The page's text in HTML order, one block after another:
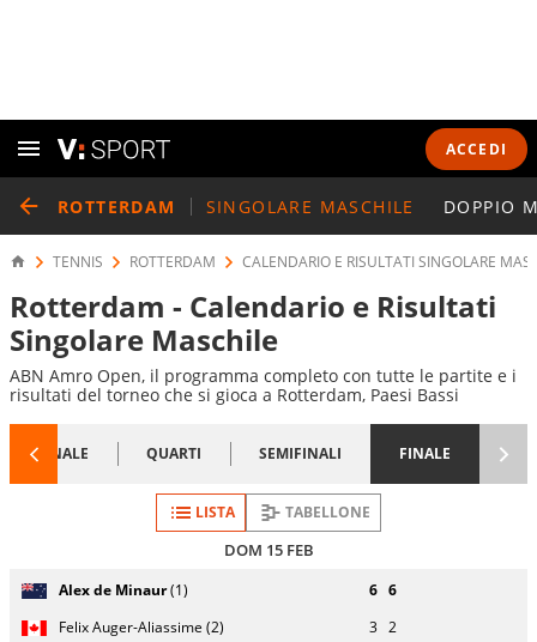
ACCEDI
ROTTERDAM SINGOLARE MASCHILE DOPPIO
TENNIS ROTTERDAM CALENDARIO E RISULTATI SINGOLARE
Rotterdam - Calendario e Risultati
Singolare Maschile
ABN Amro Open, il programma completo con tutte le partite e i
risultati del torneo che si gioca a Rotterdam, Paesi Bassi
1/8 FINALE QUARTI SEMIFINALI FINALE
LISTA TABELLONE
DOM 15 FEB
Nazionalità
Giocatore
(posizione
serie)
Stato
Alex de Minaur(1) 6 6
Felix Auger-Aliassime (2)
3 2